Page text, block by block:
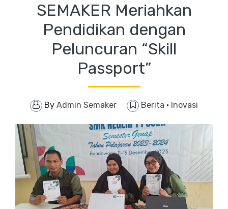
SEMAKER Meriahkan
Pendidikan dengan
Peluncuran “Skill
Passport”
By Admin Semaker Berita · Inovasi